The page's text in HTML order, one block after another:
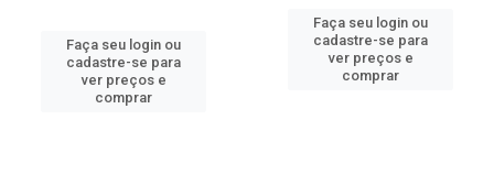
Faça seu login ou
cadastre-se para
ver preços e
comprar
Faça seu login ou
cadastre-se para
ver preços e
comprar